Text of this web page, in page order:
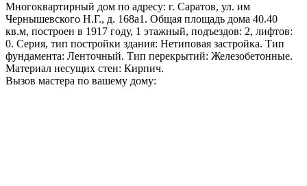
Многоквартирный дом по адресу: г. Саратов, ул. им
Чернышевского Н.Г., д. 168а1. Общая площадь дома 40.40
кв.м, построен в 1917 году, 1 этажный, подъездов: 2, лифтов:
0. Серия, тип постройки здания: Нетиповая застройка. Тип
фундамента: Ленточный. Тип перекрытий: Железобетонные.
Материал несущих стен: Кирпич.
Вызов мастера по вашему дому: